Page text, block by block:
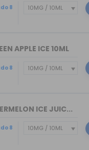
8
APPLE ICE 10ML
8
ICE JUIC...
8